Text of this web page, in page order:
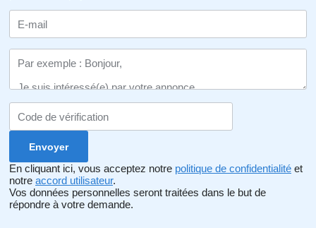
En cliquant ici, vous acceptez notre politique de confidentialité et
notre accord utilisateur.
Vos données personnelles seront traitées dans le but de
répondre à votre demande.